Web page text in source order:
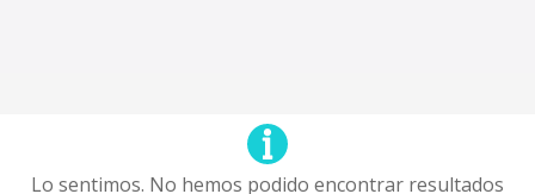
Lo sentimos. No hemos podido encontrar resultados